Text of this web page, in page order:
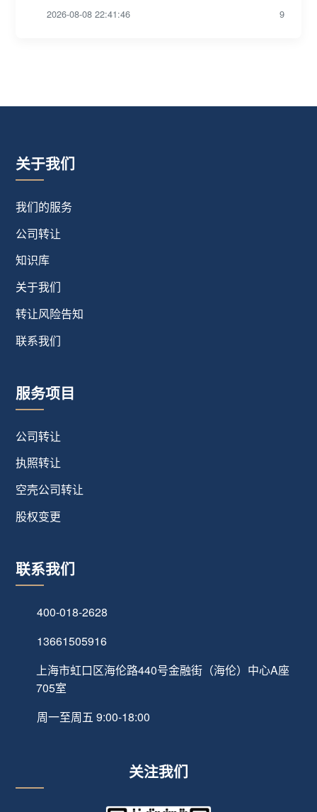
2026-08-08 22:41:46 9
关于我们
我们的服务
公司转让
知识库
关于我们
转让风险告知
联系我们
服务项目
公司转让
执照转让
空壳公司转让
股权变更
联系我们
400-018-2628
13661505916
上海市虹口区海伦路440号金融街（海伦）中心A座
705室
周一至周五 9:00-18:00
关注我们